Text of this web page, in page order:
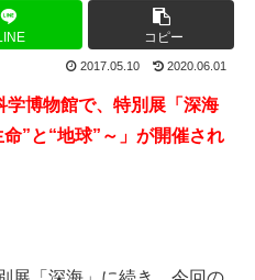
コピー
2017.05.10 2020.06.01
博物館で、特別展「深海
”と“地球”～」が開催され